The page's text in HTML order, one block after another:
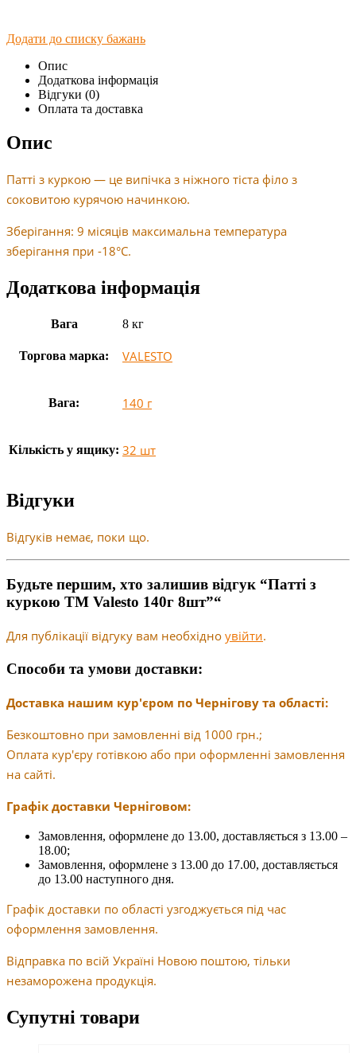
Додати до списку бажань
Опис
Додаткова інформація
Відгуки (0)
Оплата та доставка
Опис
Патті з куркою — це випічка з ніжного тіста філо з
соковитою курячою начинкою.
Зберігання: 9 місяців максимальна температура
зберігання при -18°C.
Додаткова інформація
Вага 8 кг
Торгова марка: VALESTO
Вага: 140 г
Кількість у ящику: 32 шт
Відгуки
Відгуків немає, поки що.
Будьте першим, хто залишив відгук “Патті з
куркою TM Valesto 140г 8шт”“
Для публікації відгуку вам необхідно увійти.
Способи та умови доставки:
Доставка нашим кур'єром по Чернігову та області:
Безкоштовно при замовленні від 1000 грн.;
Оплата кур'єру готівкою або при оформленні замовлення
на сайті.
Графік доставки Черніговом:
Замовлення, оформлене до 13.00, доставляється з 13.00 –
18.00;
Замовлення, оформлене з 13.00 до 17.00, доставляється
до 13.00 наступного дня.
Графік доставки по області узгоджується під час
оформлення замовлення.
Відправка по всій Україні Новою поштою, тільки
незаморожена продукція.
Супутні товари